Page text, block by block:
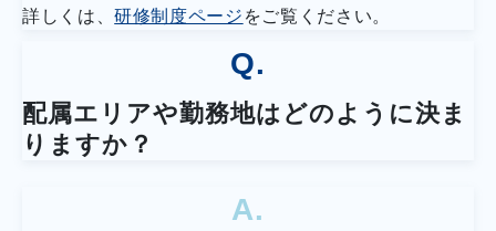
詳しくは、研修制度ページ をご覧ください。
Q.
配属エリアや勤務地はどのように決ま
りますか？
A.